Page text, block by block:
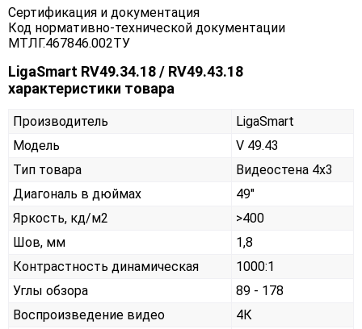
Сертификация и документация
Код нормативно-технической документации
МТЛГ.467846.002ТУ
LigaSmart RV49.34.18 / RV49.43.18
характеристики товара
Производитель
LigaSmart
Модель
V 49.43
Тип товара
Видеостена 4х3
Диагональ в дюймах
49"
Яркость, кд/м2
>400
Шов, мм
1,8
Контрастность динамическая
1000:1
Углы обзора
89 - 178
Воспроизведение видео
4К